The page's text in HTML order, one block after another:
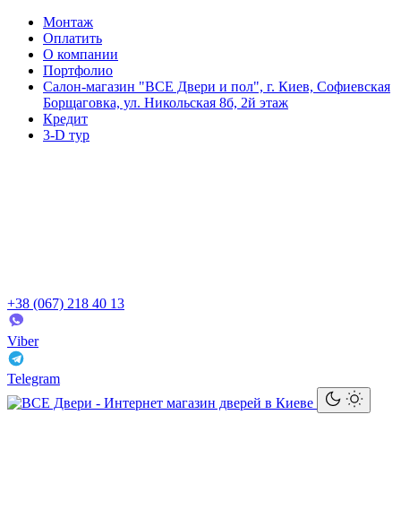
Монтаж
Оплатить
О компании
Портфолио
Салон-магазин "ВСЕ Двери и пол", г. Киев, Софиевская
Борщаговка, ул. Никольская 8б, 2й этаж
Кредит
3-D тур
+38 (067) 218 40 13
Viber
Telegram